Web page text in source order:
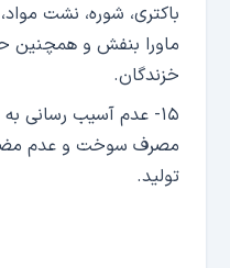
باکتری، شوره، نشت
ماورا بنفش و همچنین
خزندگان.
۱۵- عدم آسیب رسانی
مصرف سوخت و عدم
تولید.